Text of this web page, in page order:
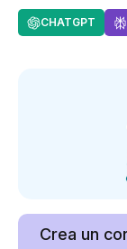
CHATGPT
Crea un